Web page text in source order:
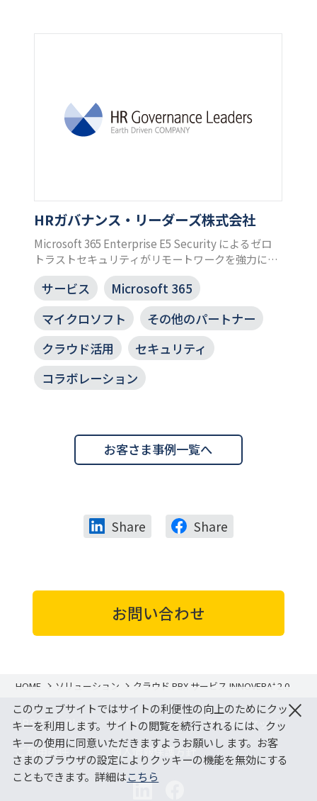
HRガバナンス・リーダーズ株式会社
Microsoft 365 Enterprise E5 Security によるゼロ
トラストセキュリティがリモートワークを強力に支
援
サービス
Microsoft 365
マイクロソフト
その他のパートナー
クラウド活用
セキュリティ
コラボレーション
お客さま事例一覧へ
Share Share
お問い合わせ
HOME ソリューション クラウド PBX サービス INNOVERA⁺ 2.0
JBS Tech Blog サイトマップ
アクセスマップ
ご利用条件
個人情報保護方針
このウェブサイトではサイトの利便性の向上のためにクッ
キーを利用します。サイトの閲覧を続行されるには、クッ
キーの使用に同意いただきますようお願いし ます。お客
さまのブラウザの設定によりクッキーの機能を無効にする
こともできます。詳細はこちら
×